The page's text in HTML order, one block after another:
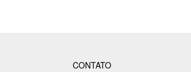
CONTATO